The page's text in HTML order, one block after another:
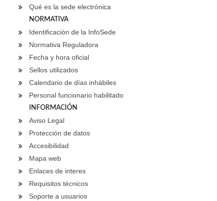
Qué es la sede electrónica
NORMATIVA
Identificación de la InfoSede
Normativa Reguladora
Fecha y hora oficial
Sellos utilizados
Calendario de días inhábiles
Personal funcionario habilitado
INFORMACIÓN
Aviso Legal
Protección de datos
Accesibilidad
Mapa web
Enlaces de interes
Requisitos técnicos
Soporte a usuarios